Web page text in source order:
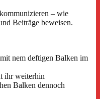
– wie
Beiträge beweisen.
nem deftigen Balken im
ihr weiterhin
Balken dennoch